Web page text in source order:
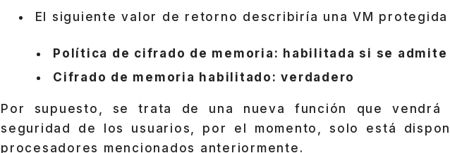
El siguiente valor de retorno describiría una VM protegida
Política de cifrado de memoria: habilitada si se admite
Cifrado de memoria habilitado: verdadero
Por supuesto, se trata de una nueva función que vendrá
seguridad de los usuarios, por el momento, solo está
procesadores mencionados anteriormente.